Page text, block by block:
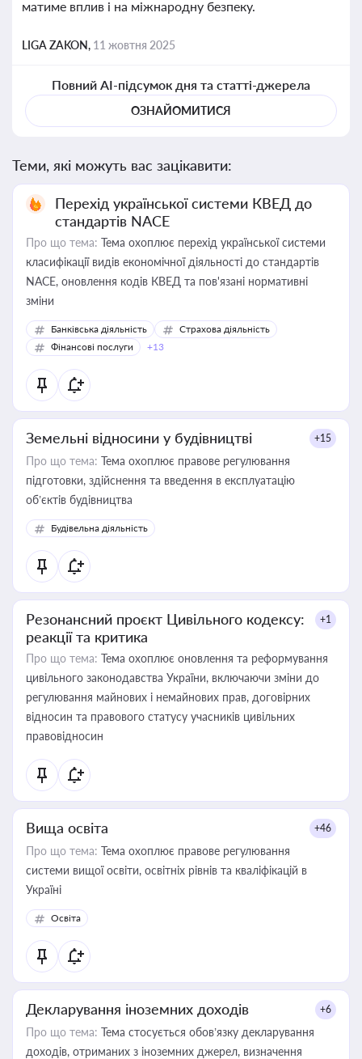
матиме вплив і на міжнародну безпеку.
LIGA ZAKON, 11 жовтня 2025
Повний AI-підсумок дня та статті-джерела
ОЗНАЙОМИТИСЯ
Теми, які можуть вас зацікавити:
Перехід української системи КВЕД до
стандартів NACE
Про що тема: Тема охоплює перехід української системи
класифікації видів економічної діяльності до стандартів
NACE, оновлення кодів КВЕД та пов'язані нормативні
зміни
Банківська діяльність
Страхова діяльність
Фінансові послуги
+13
Земельні відносини у будівництві +15
Про що тема: Тема охоплює правове регулювання
підготовки, здійснення та введення в експлуатацію
об’єктів будівництва
Будівельна діяльність
Резонансний проєкт Цивільного кодексу:
реакції та критика
+1
Про що тема: Тема охоплює оновлення та реформування
цивільного законодавства України, включаючи зміни до
регулювання майнових і немайнових прав, договірних
відносин та правового статусу учасників цивільних
правовідносин
Вища освіта +46
Про що тема: Тема охоплює правове регулювання
системи вищої освіти, освітніх рівнів та кваліфікацій в
Україні
Освіта
Декларування іноземних доходів +6
Про що тема: Тема стосується обов’язку декларування
доходів, отриманих з іноземних джерел, визначення